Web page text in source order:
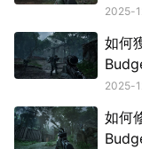
2025-
如何
2025-
如何